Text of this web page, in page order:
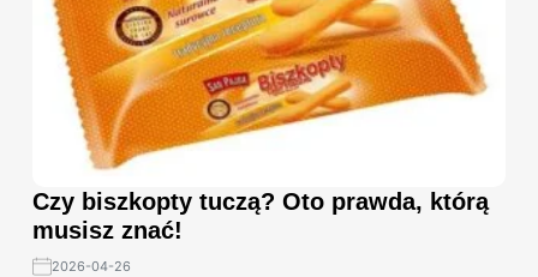
Czy biszkopty tuczą? Oto prawda, którą
musisz znać!
2026-04-26